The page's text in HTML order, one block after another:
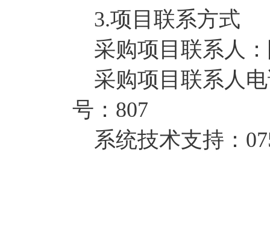
3.项目联系方式
采购项目联系人
采购项目联系人电
号：807
系统技术支持：